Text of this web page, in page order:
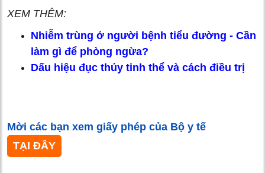
XEM THÊM:
Nhiễm trùng ở người bệnh tiểu đường - Cần
làm gì để phòng ngừa?
Dấu hiệu đục thủy tinh thể và cách điều trị
Mời các bạn xem giấy phép của Bộ y tế
TẠI ĐÂY